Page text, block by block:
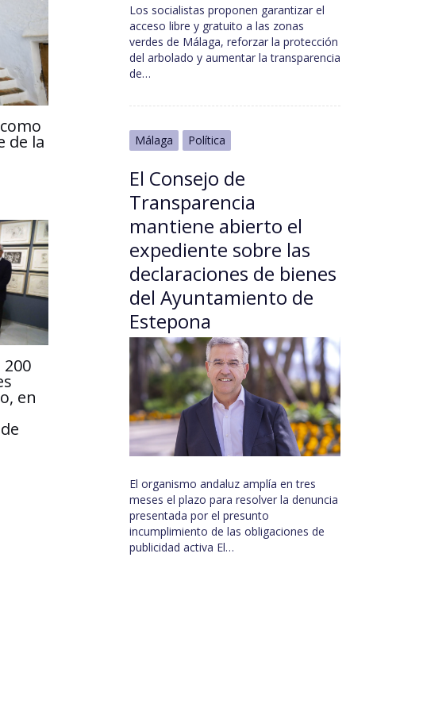
de la
200
en
Los socialistas proponen garantizar el
acceso libre y gratuito a las zonas
verdes de Málaga, reforzar la protección
del arbolado y aumentar la transparencia
de…
Málaga Política
El Consejo de
Transparencia
mantiene abierto el
expediente sobre las
declaraciones de bienes
del Ayuntamiento de
Estepona
El organismo andaluz amplía en tres
meses el plazo para resolver la denuncia
presentada por el presunto
incumplimiento de las obligaciones de
publicidad activa El…